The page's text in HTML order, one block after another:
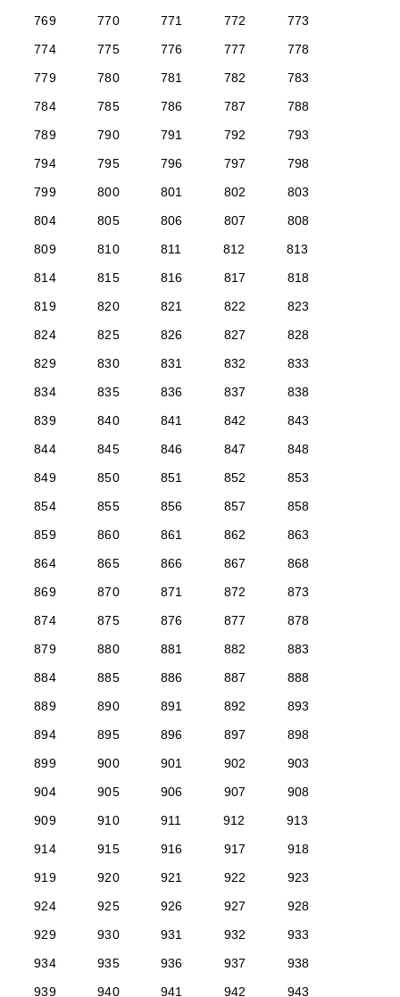
769
770 771 772
773
774
775 776 777
778
779
780 781 782
783
784
785 786 787
788
789
790 791 792
793
794
795 796 797
798
799
800 801 802
803
804
805 806 807
808
809
810 811 812
813
814
815 816 817
818
819
820 821 822
823
824
825 826 827
828
829
830 831 832
833
834
835 836 837
838
839
840 841 842
843
844
845 846 847
848
849
850 851 852
853
854
855 856 857
858
859
860 861 862
863
864
865 866 867
868
869
870 871 872
873
874
875 876 877
878
879
880 881 882
883
884
885 886 887
888
889
890 891 892
893
894
895 896 897
898
899
900 901 902
903
904
905 906 907
908
909
910 911 912
913
914
915 916 917
918
919
920 921 922
923
924
925 926 927
928
929
930 931 932
933
934
935 936 937
938
939
940 941 942 943